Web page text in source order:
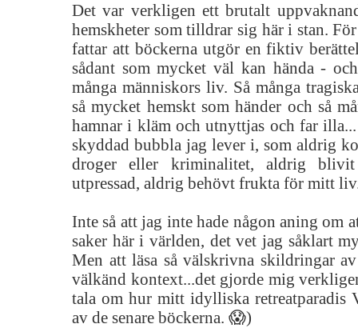
Det var verkligen ett brutalt
hemskheter som tilldrar sig här i stan.
fattar att böckerna utgör en fiktiv
sådant som mycket väl kan hända -
många människors liv. Så många
så mycket hemskt som händer och så
hamnar i kläm och utnyttjas och far
skyddad bubbla jag lever i, som aldrig
droger eller kriminalitet, aldrig blivit
utpressad, aldrig behövt frukta för mitt
Inte så att jag inte hade någon aning om
saker här i världen, det vet jag såklart
Men att läsa så välskrivna skildringar
välkänd kontext...det gjorde mig
tala om hur mitt idylliska retreatparadis
av de senare böckerna. 😱)